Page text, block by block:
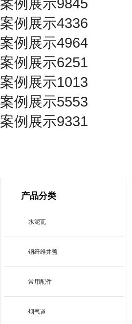
案例展示4336
案例展示4964
案例展示6251
案例展示1013
案例展示5553
案例展示9331
产品分类
水泥瓦
钢纤维井盖
常用配件
烟气道